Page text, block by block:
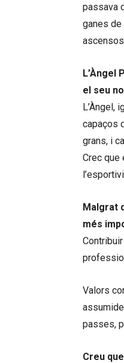
passava
ganes de
L’Àngel
el seu
L’Àngel,
capaços
grans, i
Crec que
Malgrat
més
Valors
passes,
Creu